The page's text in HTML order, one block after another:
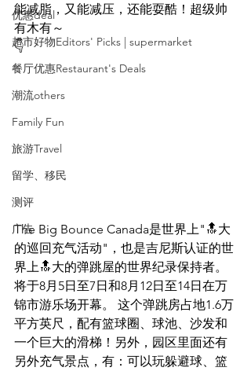
优惠deal
超市好物Editors' Picks | supermarket
餐厅优惠Restaurant's Deals
潮流others
Family Fun
旅游Travel
留学、移民
测评
广告
能减脂，又能减压，还能耍酷！超级帅
有木有～
👇
The Big Bounce Canada是世界上"🔝大
的巡回充气活动"，也是吉尼斯认证的世
界上🔝大的弹跳屋的世界纪录保持者。
将于8月5日至7日和8月12日至14日在万
锦市游乐场开幕。 这个弹跳房占地1.6万
平方英尺，配有篮球圈、球池、沙发和
一个巨大的滑梯！另外，园区里面还有
另外充气景点，有：可以玩躲避球、篮